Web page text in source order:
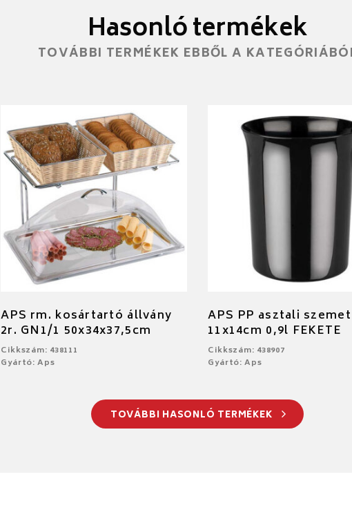
Hasonló termékek
TOVÁBBI TERMÉKEK EBBŐL A
APS rm. kosártartó állvány
2r. GN1/1 50x34x37,5cm
Cikkszám: 438111
Gyártó: Aps
APS PP asztali
11x14cm 0,9l FEKETE
Cikkszám: 438907
Gyártó: Aps
TOVÁBBI HASONLÓ TERMÉKEK